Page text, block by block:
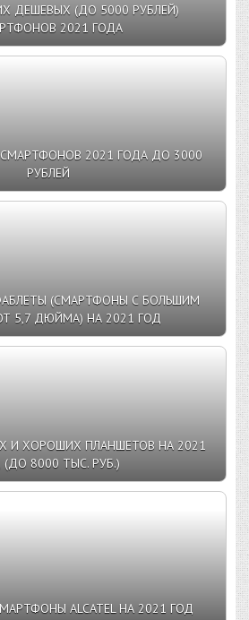
ДЕШЕВЫХ (ДО 5000 РУБЛЕЙ)
2021 ГОДА
2021 ГОДА ДО 3000
РУБЛЕЙ
(СМАРТФОНЫ С БОЛЬШИМ
5,7 ДЮЙМА) НА 2021 ГОД
И ХОРОШИХ ПЛАНШЕТОВ НА 2021
(ДО 8000 ТЫС. РУБ.)
ALCATEL НА 2021 ГОД